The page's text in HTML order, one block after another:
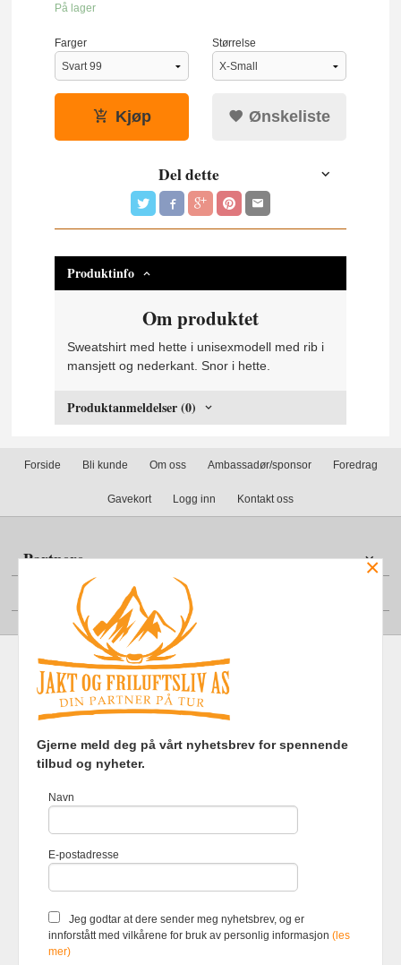
På lager
Farger Størrelse
Kjøp Ønskeliste
Del dette
Produktinfo
Om produktet
Sweatshirt med hette i unisexmodell med rib i
mansjett og nederkant. Snor i hette.
Produktanmeldelser (0)
Forside Bli kunde Om oss Ambassadør/sponsor Foredrag
Gavekort Logg inn Kontakt oss
Partnere
Din konto
Frakt Kjøpsbetingelser Sikkerhet og personvern
Nyhetsbrev
Foretaksregisteret 920903363
du får en bedre kjøpsopplevelse og
bruker cookies hovedsaklig til å
hva du har puttet i handlekurven
din. Fortsett å bruke siden som
×
Gjerne meld deg på vårt nyhetsbrev for spennende
tilbud og nyheter.
Navn
E-postadresse
Jeg godtar at dere sender meg nyhetsbrev, og er
innforstått med vilkårene for bruk av personlig informasjon(les
mer)